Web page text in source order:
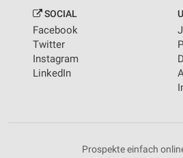
SOCIAL
Facebook
Twitter
Instagram
LinkedIn
Prospekte einfach